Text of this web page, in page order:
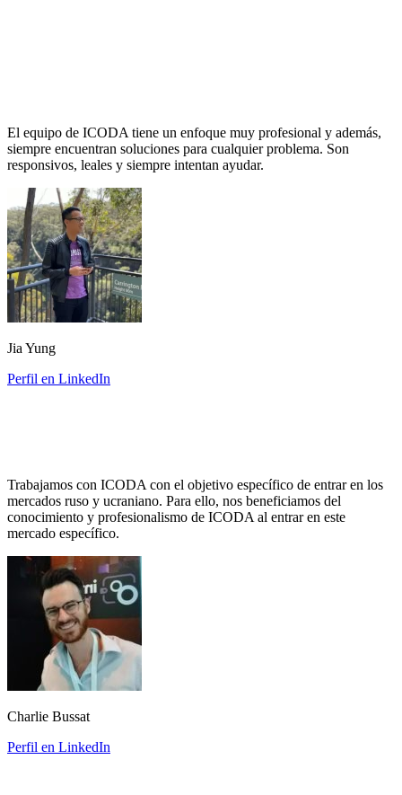
El equipo de ICODA tiene un enfoque muy profesional y además,
siempre encuentran soluciones para cualquier problema. Son
responsivos, leales y siempre intentan ayudar.
Jia Yung
Perfil en LinkedIn
Trabajamos con ICODA con el objetivo específico de entrar en los
mercados ruso y ucraniano. Para ello, nos beneficiamos del
conocimiento y profesionalismo de ICODA al entrar en este
mercado específico.
Charlie Bussat
Perfil en LinkedIn